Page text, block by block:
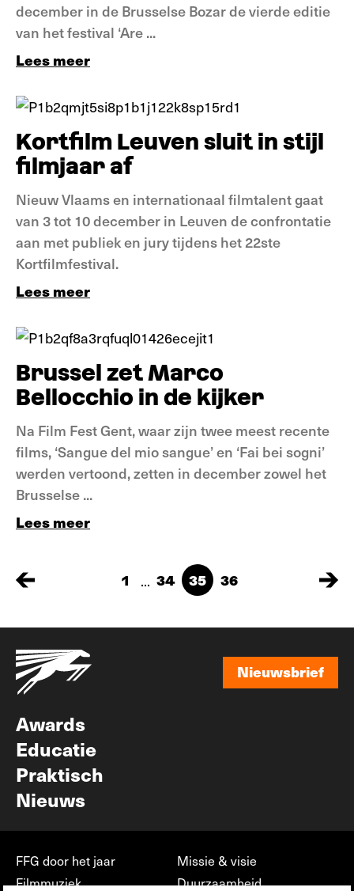
december in de Brusselse Bozar de vierde editie
van het festival ‘Are ...
Lees meer
Kortfilm Leuven sluit in stijl
filmjaar af
Nieuw Vlaams en internationaal filmtalent gaat
van 3 tot 10 december in Leuven de confrontatie
aan met publiek en jury tijdens het 22ste
Kortfilmfestival.
Lees meer
Brussel zet Marco
Bellocchio in de kijker
Na Film Fest Gent, waar zijn twee meest recente
films, ‘Sangue del mio sangue’ en ‘Fai bei sogni’
werden vertoond, zetten in december zowel het
Brusselse ...
Lees meer
1 ... 34 35 36
Nieuwsbrief
Awards
Educatie
Praktisch
Nieuws
FFG door het jaar
Filmmuziek
Missie & visie
Duurzaamheid